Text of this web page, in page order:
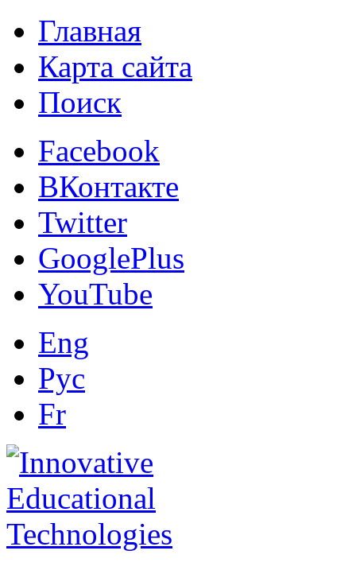
Главная
Карта сайта
Поиск
Facebook
ВКонтакте
Twitter
GooglePlus
YouTube
Eng
Рус
Fr